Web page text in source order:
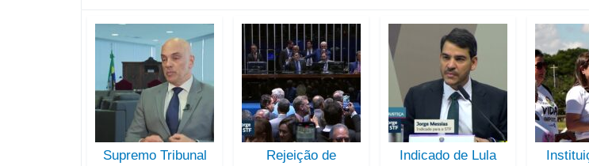
Supremo Tribunal
Rejeição de
Indicado de Lula